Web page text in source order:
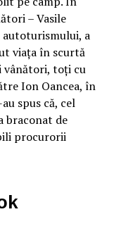
– Vasile
autoturismului, a
viața în scurtă
vânători, toți cu
Ion Oancea, în
spus că, cel
braconat de
procurorii